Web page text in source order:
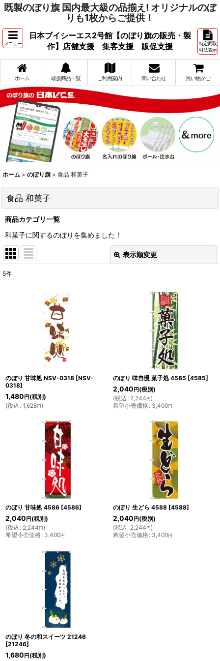
既製のぼり旗 国内最大級の品揃え! オリジナルのぼ
りも1枚からご提供！
メニュー
日本ブイシーエス2号館【のぼり旗の販売・製
作】店舗支援 集客支援 販促支援
特定商取
引法表示
ホーム 取扱商品一覧 ご利用案内 問い合わせ 買い物かご
ホーム > のぼり旗 > 食品 和菓子
食品 和菓子
商品カテゴリ一覧
和菓子に関するのぼりを集めました！
表示順変更
5件
のぼり 甘味処 NSV-0318 [NSV-
0318]
1,480 円 (税別)
(税込 : 1,628円)
のぼり 味自慢 菓子処 4585 [4585]
2,040 円 (税別)
(税込 : 2,244円)
希望小売価格: 3,400円
のぼり 甘味処 4586 [4586]
2,040 円 (税別)
(税込 : 2,244円)
希望小売価格: 3,400円
のぼり 生どら 4588 [4588]
2,040 円 (税別)
(税込 : 2,244円)
希望小売価格: 3,400円
のぼり 冬の和スイーツ 21246
[21246]
1,680 円 (税別)